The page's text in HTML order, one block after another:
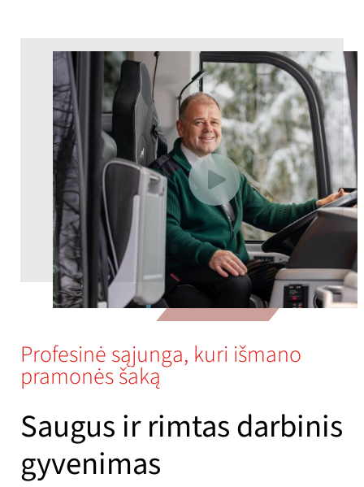
Profesinė sąjunga, kuri išmano
pramonės šaką
Saugus ir rimtas darbinis
gyvenimas